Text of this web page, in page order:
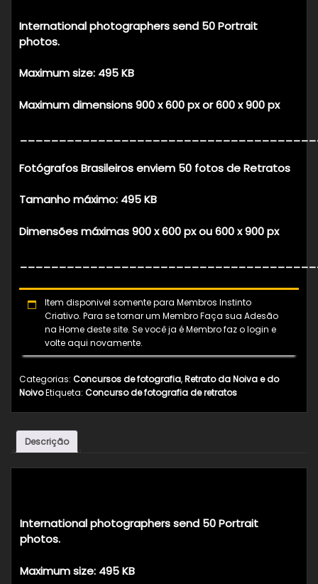
International photographers send 50Portrait
photos.
Maximum size: 495 KB
Maximum dimensions 900 x 600 px or 600 x 900 px
Fotógrafos Brasileiros enviem 50 fotos de Retratos
Tamanho máximo: 495 KB
Dimensões máximas 900 x 600 px ou 600 x 900 px
Item disponivel somente para Membros Instinto
Criativo. Para se tornar um Membro Faça sua Adesão
na Home deste site. Se você ja é Membro faz o login e
volte aqui novamente.
Categorias: Concursos de fotografia,Retrato da Noiva e do
NoivoEtiqueta: Concurso de fotografia de retratos
Descrição
International photographers send 50Portrait
photos.
Maximum size: 495 KB